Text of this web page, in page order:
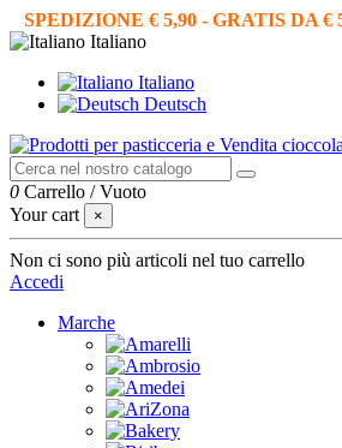
SPEDIZIONE € 5,90 - GRATIS DA €
Italiano
Italiano
Deutsch
0 Carrello /Vuoto
Your cart
×
Non ci sono più articoli nel tuo carrello
Accedi
Marche